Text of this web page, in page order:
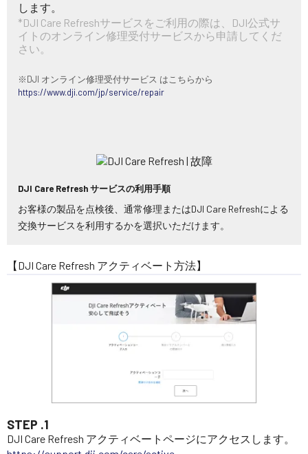
します。
*DJI Care Refreshサービスをご利用の際は、DJI公式サ
イトのオンライン修理受付サービスから申請してくだ
さい。
※DJI オンライン修理受付サービス はこちらから
https://www.dji.com/jp/service/repair
DJI Care Refresh サービスの利用手順
お客様の製品を点検後、通常修理またはDJI Care Refreshによる
交換サービスを利用するかを選択いただけます。
【DJI Care Refresh アクティベート方法】
STEP .1
DJI Care Refresh アクティベートページにアクセスします。